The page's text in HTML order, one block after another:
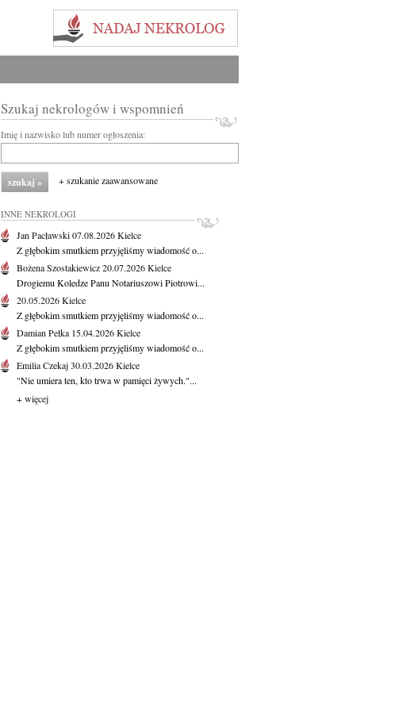
Szukaj nekrologów i wspomnień
Imię i nazwisko lub numer ogłoszenia:
+ szukanie zaawansowane
INNE NEKROLOGI
Jan Pacławski07.08.2026Kielce
Z głębokim smutkiem przyjęliśmy wiadomość o...
Bożena Szostakiewicz20.07.2026Kielce
Drogiemu Koledze Panu Notariuszowi Piotrowi...
20.05.2026Kielce
Z głębokim smutkiem przyjęliśmy wiadomość o...
Damian Pełka 15.04.2026Kielce
Z głębokim smutkiem przyjęliśmy wiadomość o...
Emilia Czekaj30.03.2026Kielce
"Nie umiera ten, kto trwa w pamięci żywych."...
+ więcej